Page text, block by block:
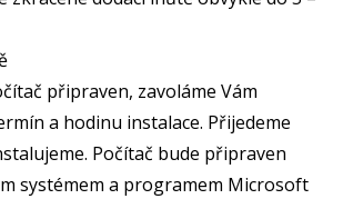
připraven, zavoláme Vám
a hodinu instalace. Přijedeme
Počítač bude připraven
systémem a programem Microsoft